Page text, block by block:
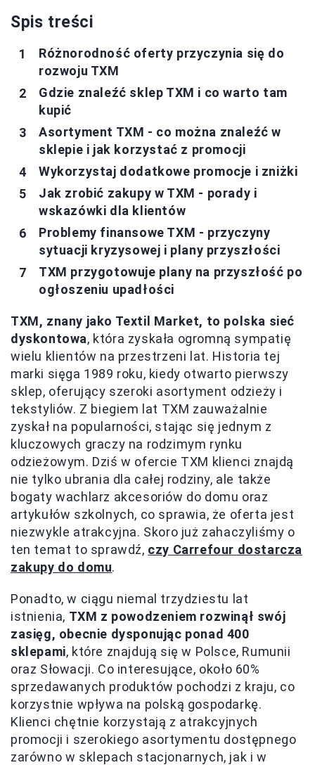
Spis treści
Różnorodność oferty przyczynia się do
rozwoju TXM
Gdzie znaleźć sklep TXM i co warto tam
kupić
Asortyment TXM - co można znaleźć w
sklepie i jak korzystać z promocji
Wykorzystaj dodatkowe promocje i zniżki
Jak zrobić zakupy w TXM - porady i
wskazówki dla klientów
Problemy finansowe TXM - przyczyny
sytuacji kryzysowej i plany przyszłości
TXM przygotowuje plany na przyszłość po
ogłoszeniu upadłości
TXM, znany jako Textil Market, to polska sieć
dyskontowa, która zyskała ogromną sympatię
wielu klientów na przestrzeni lat. Historia tej
marki sięga 1989 roku, kiedy otwarto pierwszy
sklep, oferujący szeroki asortyment odzieży i
tekstyliów. Z biegiem lat TXM zauważalnie
zyskał na popularności, stając się jednym z
kluczowych graczy na rodzimym rynku
odzieżowym. Dziś w ofercie TXM klienci znajdą
nie tylko ubrania dla całej rodziny, ale także
bogaty wachlarz akcesoriów do domu oraz
artykułów szkolnych, co sprawia, że oferta jest
niezwykle atrakcyjna. Skoro już zahaczyliśmy o
ten temat to sprawdź, czy Carrefour dostarcza
zakupy do domu.
Ponadto, w ciągu niemal trzydziestu lat
istnienia, TXM z powodzeniem rozwinął swój
zasięg, obecnie dysponując ponad 400
sklepami, które znajdują się w Polsce, Rumunii
oraz Słowacji. Co interesujące, około 60%
sprzedawanych produktów pochodzi z kraju, co
korzystnie wpływa na polską gospodarkę.
Klienci chętnie korzystają z atrakcyjnych
promocji i szerokiego asortymentu dostępnego
zarówno w sklepach stacjonarnych, jak i w